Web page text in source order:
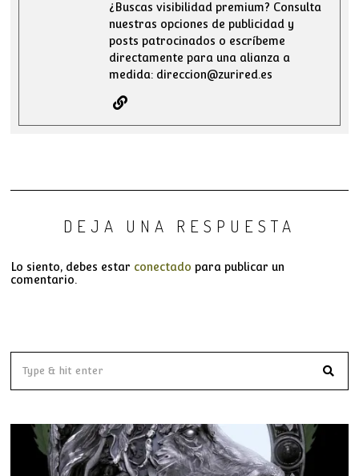
¿Buscas visibilidad premium? Consulta
nuestras opciones de publicidad y
posts patrocinados o escríbeme
directamente para una alianza a
medida: direccion@zurired.es
DEJA UNA RESPUESTA
Lo siento, debes estar conectado para publicar un
comentario.